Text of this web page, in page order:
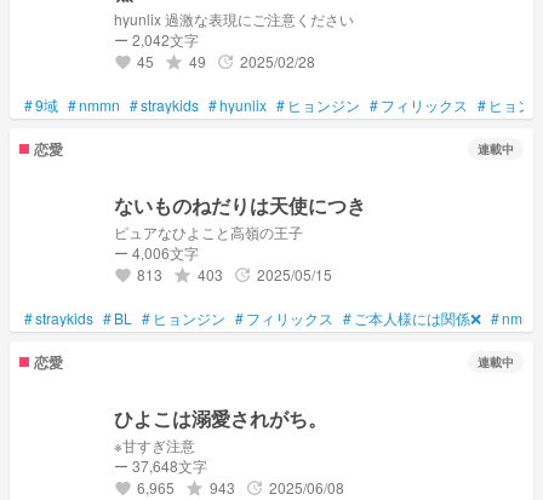
hyunlix 過激な表現にご注意ください
ー 2,042文字
favorite 45 grade 49 update 2025/02/28
#9域 #nmmn #straykids #hyunlix # ヒョンジン #フィリックス # ヒョン
恋愛 連載中
ないものねだりは天使につき
ピュアなひよこと高嶺の王子
ー 4,006文字
favorite 813 grade 403 update 2025/05/15
#straykids #BL # ヒョンジン #フィリックス # ご本人様には関係❌ #nmmn
恋愛 連載中
ひよこは溺愛されがち。
※甘すぎ注意
ー 37,648文字
favorite 6,965 grade 943 update 2025/06/08